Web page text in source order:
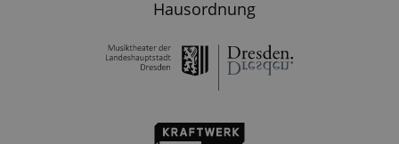
Hausordnung